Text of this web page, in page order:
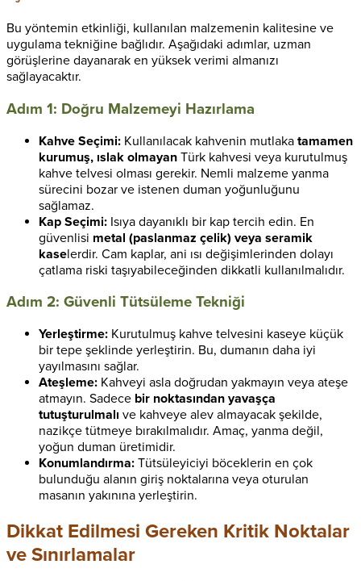
Bu yöntemin etkinliği, kullanılan malzemenin kalitesine ve
uygulama tekniğine bağlıdır. Aşağıdaki adımlar, uzman
görüşlerine dayanarak en yüksek verimi almanızı
sağlayacaktır.
Adım 1: Doğru Malzemeyi Hazırlama
Kahve Seçimi: Kullanılacak kahvenin mutlaka tamamen
kurumuş, ıslak olmayan Türk kahvesi veya kurutulmuş
kahve telvesi olması gerekir. Nemli malzeme yanma
sürecini bozar ve istenen duman yoğunluğunu
sağlamaz.
Kap Seçimi: Isıya dayanıklı bir kap tercih edin. En
güvenlisi metal (paslanmaz çelik) veya seramik
kaselerdir. Cam kaplar, ani ısı değişimlerinden dolayı
çatlama riski taşıyabileceğinden dikkatli kullanılmalıdır.
Adım 2: Güvenli Tütsüleme Tekniği
Yerleştirme: Kurutulmuş kahve telvesini kaseye küçük
bir tepe şeklinde yerleştirin. Bu, dumanın daha iyi
yayılmasını sağlar.
Ateşleme: Kahveyi asla doğrudan yakmayın veya ateşe
atmayın. Sadece bir noktasından yavaşça
tutuşturulmalı ve kahveye alev almayacak şekilde,
nazikçe tütmeye bırakılmalıdır. Amaç, yanma değil,
yoğun duman üretimidir.
Konumlandırma: Tütsüleyiciyi böceklerin en çok
bulunduğu alanın giriş noktalarına veya oturulan
masanın yakınına yerleştirin.
Dikkat Edilmesi Gereken Kritik Noktalar
ve Sınırlamalar